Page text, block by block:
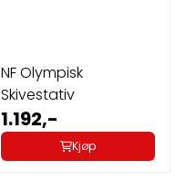
NF Olympisk
Skivestativ
1.192,-
Kjøp